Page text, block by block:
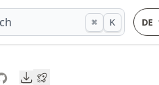
⌘ K
Downloads